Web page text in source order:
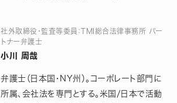
社外取締役・監査等委員：TMI総合法律事務所 パー
トナー弁護士
小川 周哉
弁護士（日本国・NY州）。コーポレート部門に
所属、会社法を専門とする。米国/日本で活動